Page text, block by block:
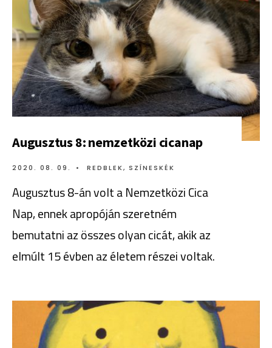
Augusztus 8: nemzetközi cicanap
2020. 08. 09. • REDBLEK, SZÍNESKÉK
Augusztus 8-án volt a Nemzetközi Cica
Nap, ennek apropóján szeretném
bemutatni az összes olyan cicát, akik az
elmúlt 15 évben az életem részei voltak.